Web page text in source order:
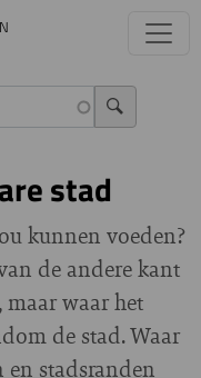
stad
kunnen voeden?
de andere kant
waar het
de stad. Waar
stadsranden